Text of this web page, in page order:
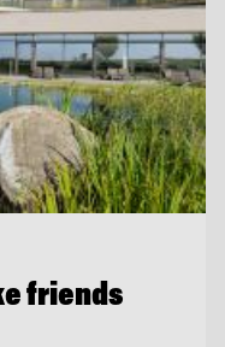
friends